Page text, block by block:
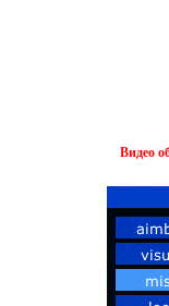
Видео